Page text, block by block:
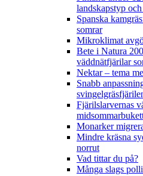
landskapstyp
Spanska
somrar
Mikroklimat
Bete i Natura
väddnätfjärilar
Nektar – tema
Snabb
Fjärilslarvernas
Monarker
Mindre kräsna
norrut
Vad tittar du på?
Många slags